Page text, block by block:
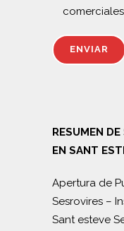
RESUMEN
EN SANT
Apertura de
Sesrovires –
Sant esteve